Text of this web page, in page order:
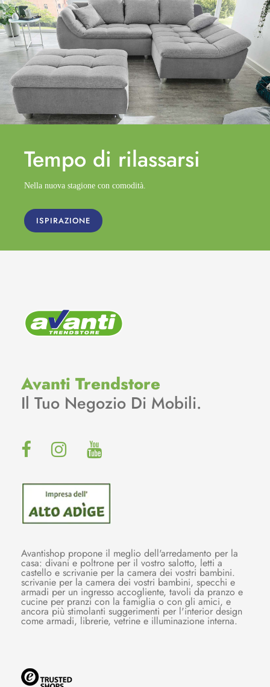
Tempo di rilassarsi
Nella nuova stagione con comodità.
ISPIRAZIONE
Avanti Trendstore
Il Tuo Negozio Di Mobili.
Avantishop propone il meglio dell'arredamento per la
casa: divani e poltrone per il vostro salotto, letti a
castello e scrivanie per la camera dei vostri bambini.
scrivanie per la camera dei vostri bambini, specchi e
armadi per un ingresso accogliente, tavoli da pranzo e
cucine per pranzi con la famiglia o con gli amici, e
ancora più stimolanti suggerimenti per l'interior design
come armadi, librerie, vetrine e illuminazione interna.